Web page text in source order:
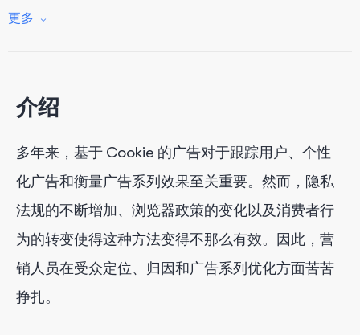
5. 设备和浏览器碎片化
缓解信号损失的策略
1.利用第一方数据
更多
介绍
多年来，基于 Cookie 的广告对于跟踪用户、个性
化广告和衡量广告系列效果至关重要。然而，隐私
法规的不断增加、浏览器政策的变化以及消费者行
为的转变使得这种方法变得不那么有效。因此，营
销人员在受众定位、归因和广告系列优化方面苦苦
挣扎。